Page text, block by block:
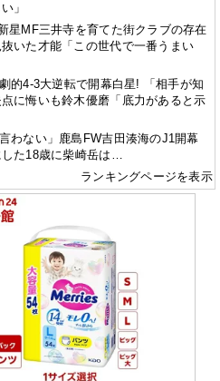
」
星MF三井寺を育てた街クラブの存在
いた才能「この世代で一番うまい
的4-3大逆転で開幕白星! 「相手が知
に悔いも鈴木優磨「底力があると示
言わない」鹿島FW吉田湊海のJ1開幕
た18歳に柴崎岳は…
ランキングページを表示